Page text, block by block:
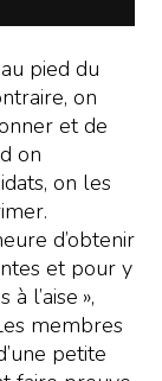
pied du
on
et de
on
on les
d’obtenir
et pour y
l’aise »,
membres
petite